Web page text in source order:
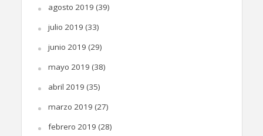
agosto 2019 (39)
julio 2019 (33)
junio 2019 (29)
mayo 2019 (38)
abril 2019 (35)
marzo 2019 (27)
febrero 2019 (28)